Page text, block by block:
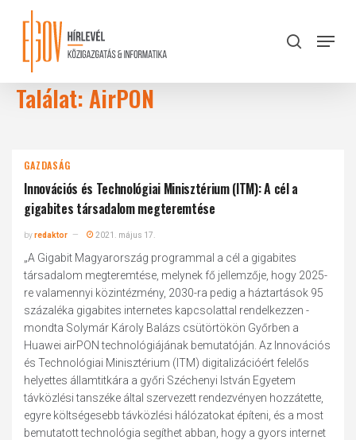
content
search
Menu
Találat: AirPON
GAZDASÁG
Innovációs és Technológiai Minisztérium (ITM): A cél a
gigabites társadalom megteremtése
byredaktor 2021. május 17.
„A Gigabit Magyarország programmal a cél a gigabites
társadalom megteremtése, melynek fő jellemzője, hogy 2025-
re valamennyi közintézmény, 2030-ra pedig a háztartások 95
százaléka gigabites internetes kapcsolattal rendelkezzen -
mondta Solymár Károly Balázs csütörtökön Győrben a
Huawei airPON technológiájának bemutatóján. Az Innovációs
és Technológiai Minisztérium (ITM) digitalizációért felelős
helyettes államtitkára a győri Széchenyi István Egyetem
távközlési tanszéke által szervezett rendezvényen hozzátette,
egyre költségesebb távközlési hálózatokat építeni, és a most
bemutatott technológia segíthet abban, hogy a gyors internet
Close